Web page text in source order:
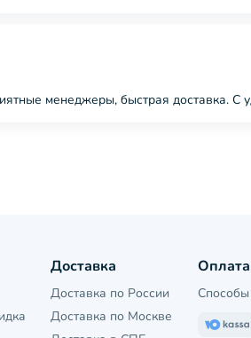
менеджеры, быстрая доставка. С
Доставка
Доставка по России
Доставка по Москве
Оплата